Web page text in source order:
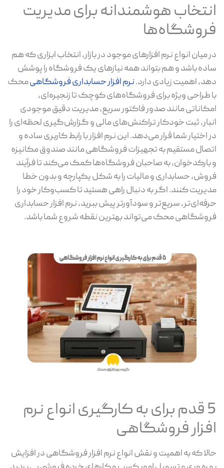
انتخاب هوشمندانه برای مدیریت
فروشگاه‌ها
در میان انواع نرم افزارهای موجود در بازار، انتخاب ابزاری که هم
ساده باشد و هم بتواند همه نیازهای یک فروشگاه را پوشش
دهد، اهمیت زیادی دارد.نرم افزار حسابداری فروشگاهیمحک
با طراحی ویژه برای فروشگاه‌های کوچک تا زنجیره‌ای،
امکاناتی مانند صدور فاکتور سریع، مدیریت دقیق موجودی
انبار، ثبت خودکار تراکنش‌های مالی و گزارش‌گیری لحظه‌ای را
در اختیار شما قرار می‌دهد. این نرم افزار با رابط کاربری ساده و
اتصال مستقیم به تجهیزات فروشگاهی مانند صندوق مکانیزه
و بارکدخوان، به صاحبان فروشگاه‌ها کمک می‌کند تا فرآیند
فروش، حسابداری و مالیات را به شکل یکپارچه و بدون خطا
مدیریت کنند. اگر به دنبال راهی هستید تا کسب‌وکار خود را
حرفه‌ای‌تر، سریع‌تر و سودآورتر پیش ببرید، نرم افزار حسابداری
فروشگاهی محک می‌تواند بهترین نقطه شروع شما باشد.
5 قدم برای به کارگیری انواع نرم
افزار فروشگاهی
حالا که به اهمیت و نقش انواع نرم افزار فروشگاهی در افزایش